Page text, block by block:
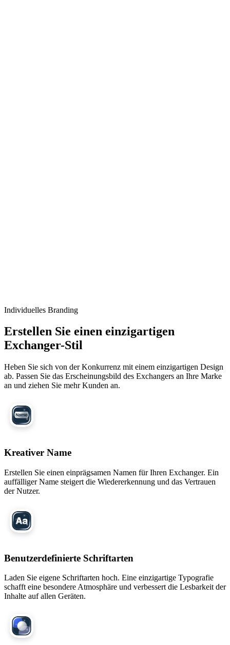
Individuelles Branding
Erstellen Sie einen einzigartigen
Exchanger-Stil
Heben Sie sich von der Konkurrenz mit einem einzigartigen Design
ab. Passen Sie das Erscheinungsbild des Exchangers an Ihre Marke
an und ziehen Sie mehr Kunden an.
Kreativer Name
Erstellen Sie einen einprägsamen Namen für Ihren Exchanger. Ein
auffälliger Name steigert die Wiedererkennung und das Vertrauen
der Nutzer.
Benutzerdefinierte Schriftarten
Laden Sie eigene Schriftarten hoch. Eine einzigartige Typografie
schafft eine besondere Atmosphäre und verbessert die Lesbarkeit der
Inhalte auf allen Geräten.